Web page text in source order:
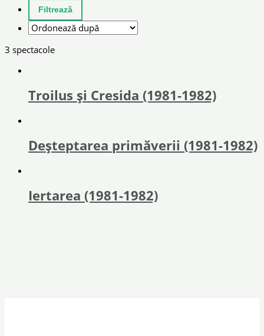
3 spectacole
Troilus și Cresida (1981-1982)
Deșteptarea primăverii (1981-1982)
Iertarea (1981-1982)